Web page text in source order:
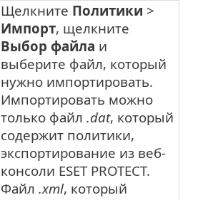
Щелкните Политики >
Импорт, щелкните
Выбор файла и
выберите файл, который
нужно импортировать.
Импортировать можно
только файл .dat, который
содержит политики,
экспортирование из веб-
консоли ESET PROTECT.
Файл .xml, который